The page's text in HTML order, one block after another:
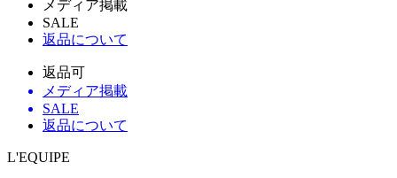
メディア掲載
SALE
返品について
返品可
メディア掲載
SALE
返品について
L'EQUIPE